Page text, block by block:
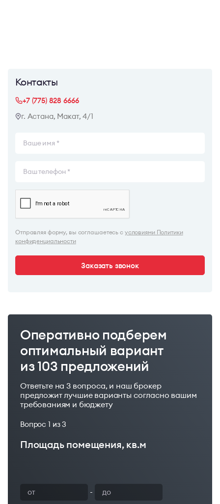
Контакты
+7 (775) 828 6666
г. Астана, Макат, 4/1
Отправляя форму, вы соглашаетесь с условиями Политики
конфиденциальности
Заказать звонок
Оперативно подберем
оптимальный вариант
из 103 предложений
Ответьте на 3 вопроса, и наш брокер
предложит лучшие варианты согласно вашим
требованиям и бюджету
Вопрос 1 из 3
Площадь помещения, кв.м
-